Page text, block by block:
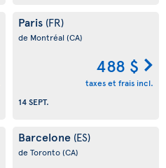
Paris (FR)
de Montréal (CA)
488 $
taxes et frais incl.
14 SEPT.
Barcelone (ES)
de Toronto(CA)